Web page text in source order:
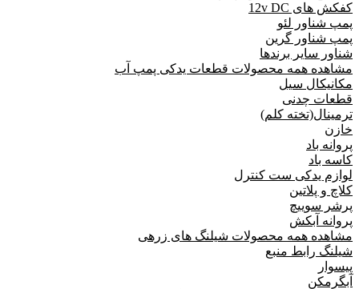
کفکش های 12v DC
پمپ شناور لئو
پمپ شناور گرین
شناور سایر برندها
مشاهده همه محصولات قطعات یدکی پمپ آب
مکانیکال سیل
قطعات چدنی
ترمینال(تخته کلم)
خازن
پروانه باد
کاسه باد
لوازم یدکی ست کنترل
کلاچ و پلاتین
پرشر سوییچ
پروانه آبکش
مشاهده همه محصولات شیلنگ های زرهی
شیلنگ رابط منبع
پیسوار
آبگرمکن